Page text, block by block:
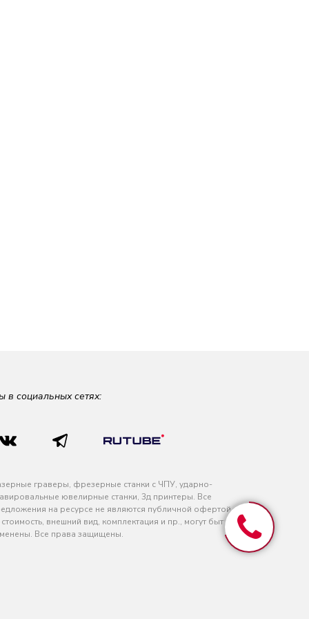
в социальных сетях:
граверы, фрезерные станки с ЧПУ, ударно-
ювелирные станки, 3д принтеры. Все
на ресурсе не являются публичной офертой
стоимость, внешний вид, комплектация и пр., могут быть
Все права защищены.